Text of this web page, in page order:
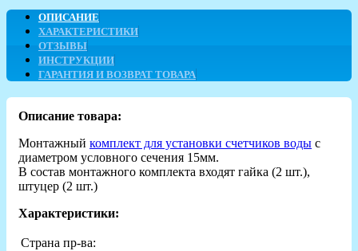
ОПИСАНИЕ
ХАРАКТЕРИСТИКИ
ОТЗЫВЫ
ИНСТРУКЦИИ
ГАРАНТИЯ И ВОЗВРАТ ТОВАРА
Описание товара:
Монтажный комплект для установки счетчиков воды с
диаметром условного сечения 15мм.
В состав монтажного комплекта входят гайка (2 шт.),
штуцер (2 шт.)
Характеристики:
Страна пр-ва: